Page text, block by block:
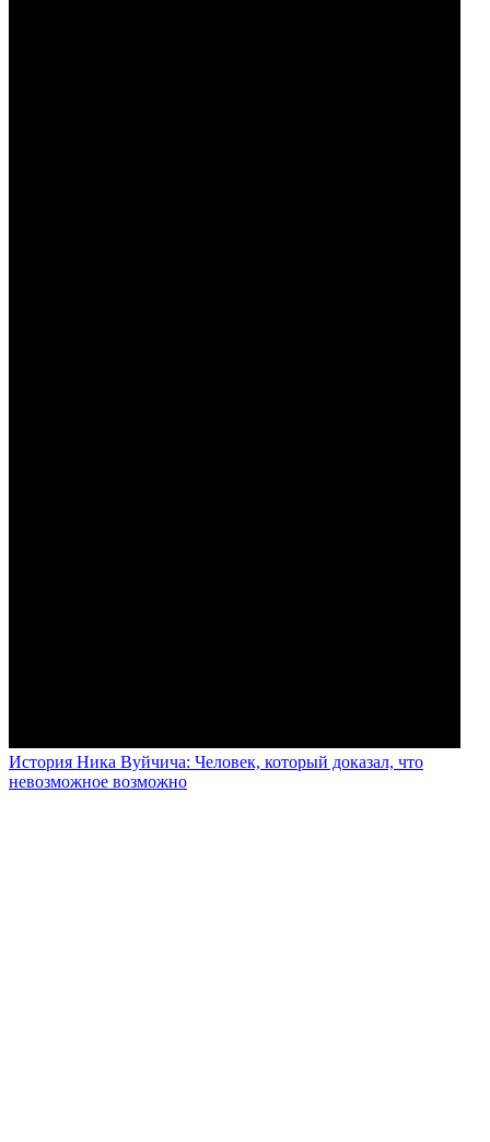
История Ника Вуйчича: Человек, который доказал, что
невозможное возможно